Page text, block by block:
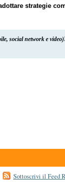
strategie
social network e
Sottoscrivi il Feed